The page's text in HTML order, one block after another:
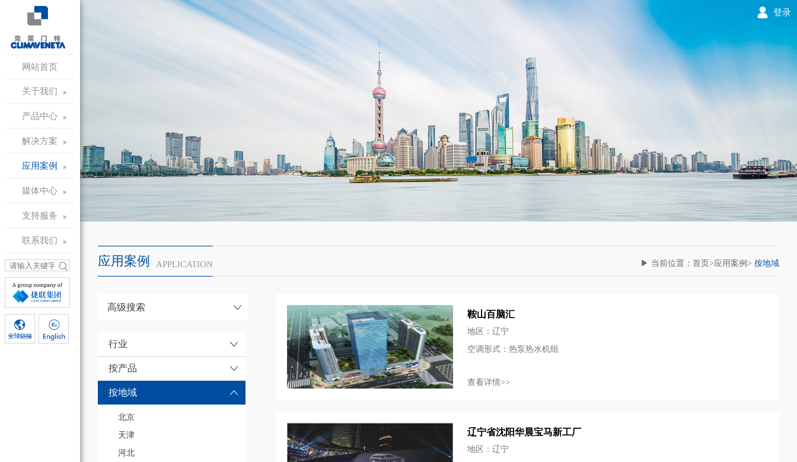
网站首页
关于我们
产品中心
解决方案
应用案例
媒体中心
支持服务
联系我们
登录
应用案例 APPLICATION ▶ 当前位置：首页>应用案例> 按地域
高级搜索
行业
按产品
按地域
北京
天津
河北
鞍山百脑汇
地区：辽宁
空调形式：热泵热水机组
查看详情>>
辽宁省沈阳华晨宝马新工厂
地区：辽宁